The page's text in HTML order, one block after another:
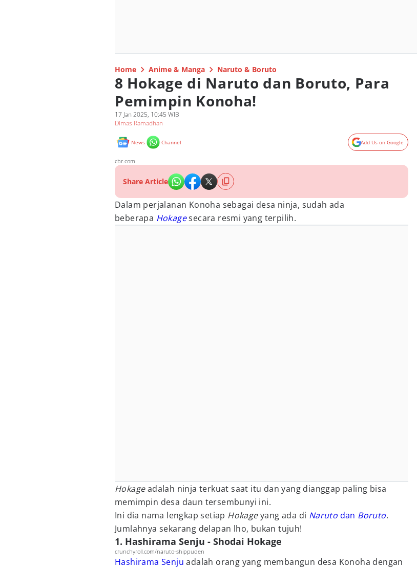
Home Anime & Manga Naruto & Boruto
8 Hokage di Naruto dan Boruto, Para
Pemimpin Konoha!
17 Jan 2025, 10:45 WIB
Dimas Ramadhan
News Channel Add Us on Google
cbr.com
Share Article
Dalam perjalanan Konoha sebagai desa ninja, sudah ada
beberapa Hokage secara resmi yang terpilih.
Hokageadalah ninja terkuat saat itu dan yang dianggap paling bisa
memimpin desa daun tersembunyi ini.
Ini dia nama lengkap setiap Hokageyang ada di Naruto dan Boruto.
Jumlahnya sekarang delapan lho, bukan tujuh!
1. Hashirama Senju - Shodai Hokage
crunchyroll.com/naruto-shippuden
Hashirama Senju adalah orang yang membangun desa Konoha dengan